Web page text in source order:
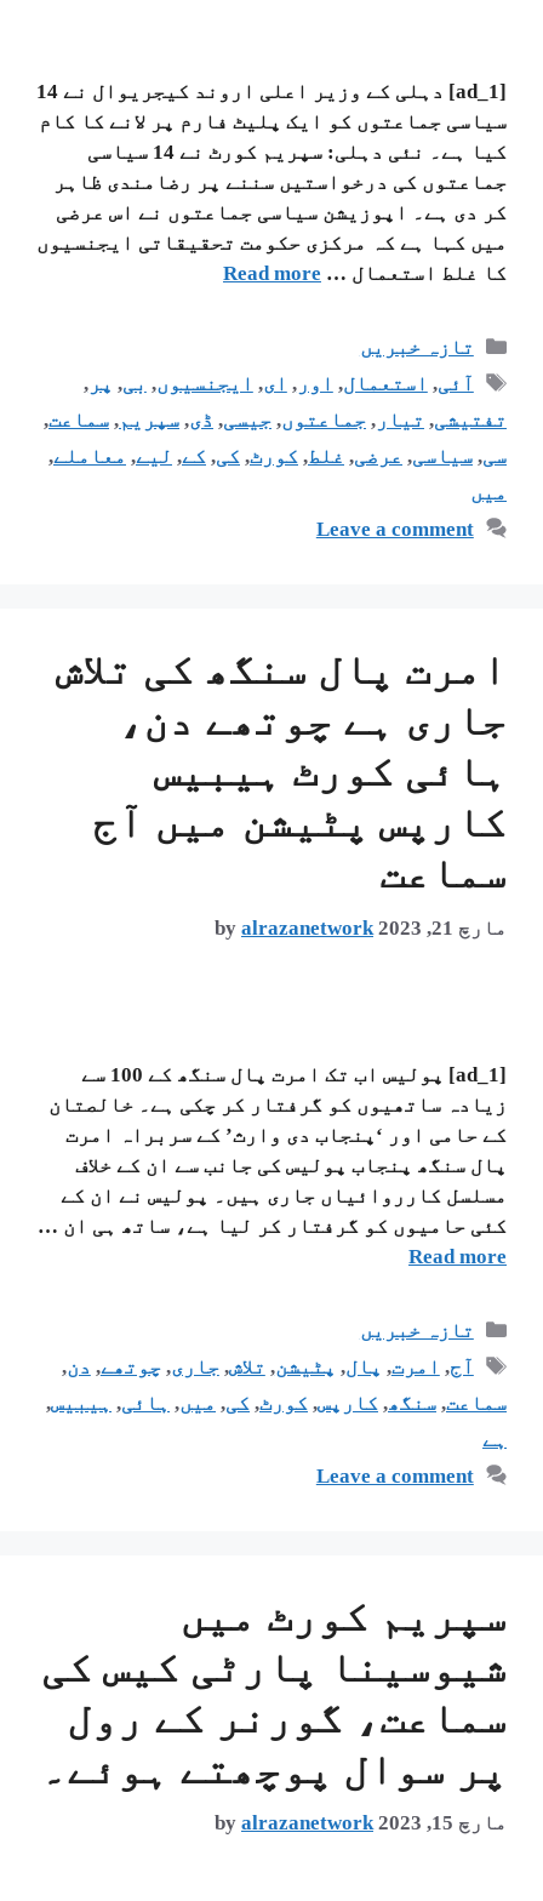
[ad_1] دہلی کے وزیر اعلی اروند کیجریوال نے 14
سیاسی جماعتوں کو ایک پلیٹ فارم پر لانے کا کام
کیا ہے۔ نئی دہلی: سپریم کورٹ نے 14 سیاسی
جماعتوں کی درخواستیں سننے پر رضامندی ظاہر
کر دی ہے۔ اپوزیشن سیاسی جماعتوں نے اس عرضی
میں کہا ہے کہ مرکزی حکومت تحقیقاتی ایجنسیوں
کا غلط استعمال … Read more
تازہ خبریں
آئی, استعمال, اور, ای, ایجنسیوں, بی, پر,
تفتیشی, تیار , جماعتوں, جیسی, ڈی, سپریم, سماعت,
سی, سیاسی, عرضی, غلط, کورٹ, کی, کے, لیے, معاملے,
میں
Leave a comment
امرت پال سنگھ کی تلاش
جاری ہے چوتھے دن،
ہائی کورٹ ہیبیس
کارپس پٹیشن میں آج
سماعت
مارچ 21, 2023 by alrazanetwork
[ad_1] پولیس اب تک امرت پال سنگھ کے 100 سے
زیادہ ساتھیوں کو گرفتار کر چکی ہے۔ خالصتان
کے حامی اور ‘پنجاب دی وارث’ کے سربراہ امرت
پال سنگھ پنجاب پولیس کی جانب سے ان کے خلاف
مسلسل کارروائیاں جاری ہیں۔ پولیس نے ان کے
کئی حامیوں کو گرفتار کر لیا ہے، ساتھ ہی ان …
Read more
تازہ خبریں
آج, امرت, پال, پٹیشن, تلاش,جاری,چوتھے, دن,
سماعت, سنگھ, کارپس, کورٹ, کی, میں, ہائی, ہیبیس,
ہے
Leave a comment
سپریم کورٹ میں
شیوسینا پارٹی کیس کی
سماعت، گورنر کے رول
پر سوال پوچھتے ہوئے۔
مارچ 15, 2023 by alrazanetwork